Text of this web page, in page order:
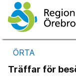
ÖRTA
Träffar för